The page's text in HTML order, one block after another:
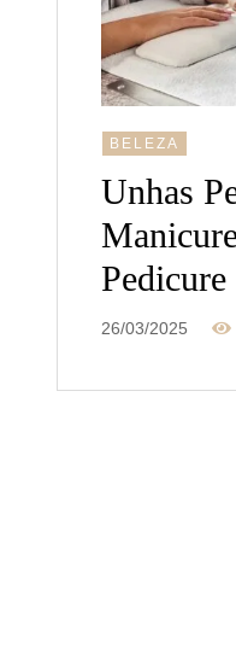
BELEZA
Unhas
26/03/2025